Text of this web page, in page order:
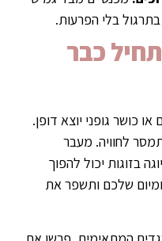
בלי הפרעות.
כבר
או כושר גופני יוצא דופן.
לחוויה. מעבר
בזוגות יכול להפוך
שלכם ותשפר את